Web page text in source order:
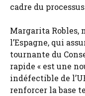
cadre du
Margarita Robles,
l’Espagne, qui
tournante du
rapide « est une
indéfectible de
renforcer la base